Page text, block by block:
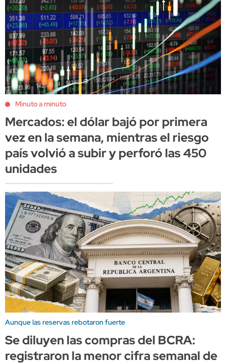
Minuto a minuto
Mercados: el dólar bajó por primera
vez en la semana, mientras el riesgo
país volvió a subir y perforó las 450
unidades
Aunque las reservas rebotaron fuerte
Se diluyen las compras del BCRA:
registraron la menor cifra semanal de